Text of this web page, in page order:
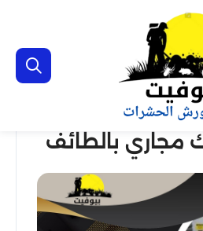
مجاري بالطائف